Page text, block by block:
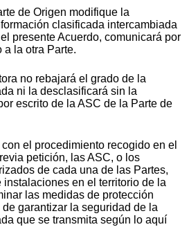
de Origen modifique la
clasificada intercambiada
presente Acuerdo, comunicará por
a la otra Parte.
no rebajará el grado de la
ni la desclasificará sin la
escrito de la ASC de la Parte de
el procedimiento recogido en el
petición, las ASC, o los
de cada una de las Partes,
en el territorio de la
las medidas de protección
garantizar la seguridad de la
que se transmita según lo aquí